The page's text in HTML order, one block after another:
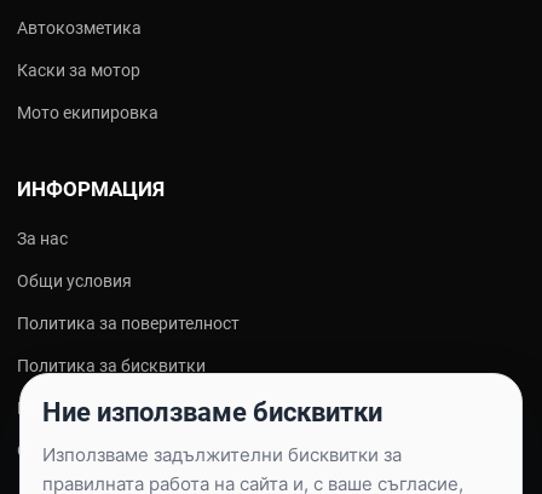
Автокозметика
Каски за мотор
Мото екипировка
ИНФОРМАЦИЯ
За нас
Общи условия
Политика за поверителност
Политика за бисквитки
Контакти
Онлайн решаване на спорове
Ние използваме бисквитки
Използваме задължителни бисквитки за
правилната работа на сайта и, с ваше съгласие,